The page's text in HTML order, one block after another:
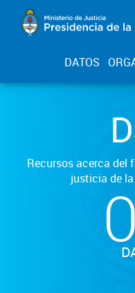
DATOS
Recursos acerca del
justicia de